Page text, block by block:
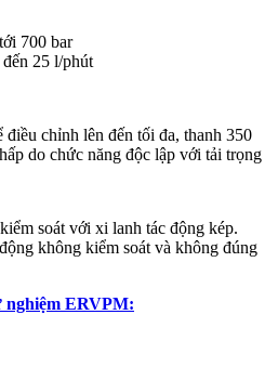
700 bar
25 l/phút
điều chỉnh lên đến tối đa, thanh 350
do chức năng độc lập với tải trọng
soát với xi lanh tác động kép.
không kiểm soát và không đúng
nghiệm ERVPM: